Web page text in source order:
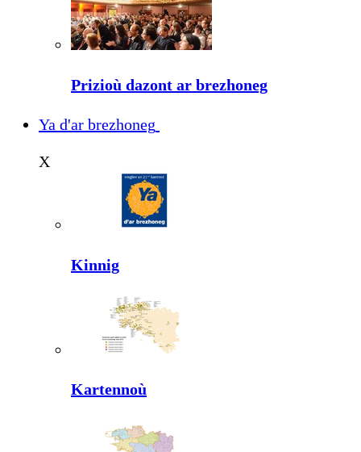
Prizioù dazont ar brezhoneg
Ya d'ar brezhoneg
X
Kinnig
Kartennoù